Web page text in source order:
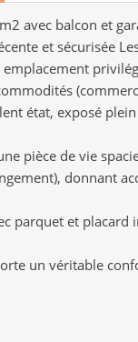
avec balcon et
et sécurisée
état, exposé
pièce de vie
donnant
parquet et placard
un véritable